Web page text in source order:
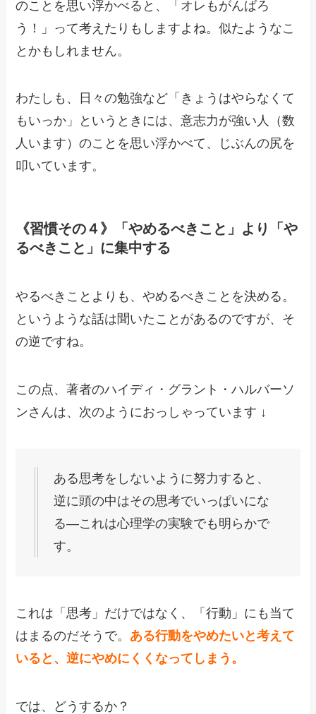
のことを思い浮かべると、「オレもがんばろ
う！」って考えたりもしますよね。似たようなこ
とかもしれません。
わたしも、日々の勉強など「きょうはやらなくて
もいっか」というときには、意志力が強い人（数
人います）のことを思い浮かべて、じぶんの尻を
叩いています。
《習慣その４》「やめるべきこと」より「や
るべきこと」に集中する
やるべきことよりも、やめるべきことを決める。
というような話は聞いたことがあるのですが、そ
の逆ですね。
この点、著者のハイディ・グラント・ハルバーソ
ンさんは、次のようにおっしゃっています ↓
ある思考をしないように努力すると、
逆に頭の中はその思考でいっぱいにな
る―これは心理学の実験でも明らかで
す。
これは「思考」だけではなく、「行動」にも当て
はまるのだそうで。 ある行動をやめたいと考えて
いると、逆にやめにくくなってしまう。
では、どうするか？